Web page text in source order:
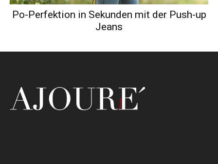
Po-Perfektion in Sekunden mit der Push-up
Jeans